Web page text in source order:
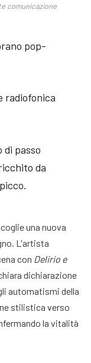
comunicazione
pop-
radiofonica
di passo
da
una nuova
L'artista
con Delirio e
dichiarazione
automatismi della
stilistica verso
la vitalità